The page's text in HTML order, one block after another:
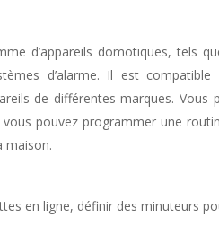
d’appareils domotiques, tels
d’alarme. Il est
de différentes marques. Vous
pouvez programmer une
maison.
en ligne, définir des minuteurs